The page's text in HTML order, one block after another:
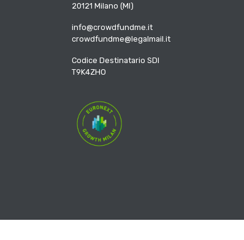
20121 Milano (MI)
info@crowdfundme.it
crowdfundme@legalmail.it
Codice Destinatario SDI
T9K4ZHO